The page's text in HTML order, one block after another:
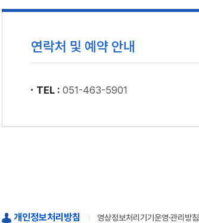
연락처 및 예약 안내
TEL : 051-463-5901
개인정보처리방침 영상정보처리기기운영·관리방침